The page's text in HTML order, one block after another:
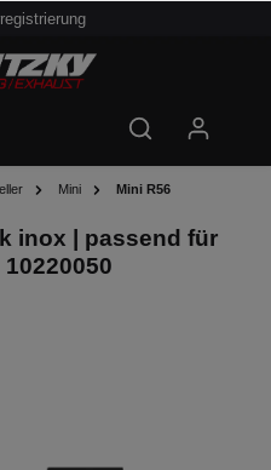
Mini Mini R56
inox | passend für